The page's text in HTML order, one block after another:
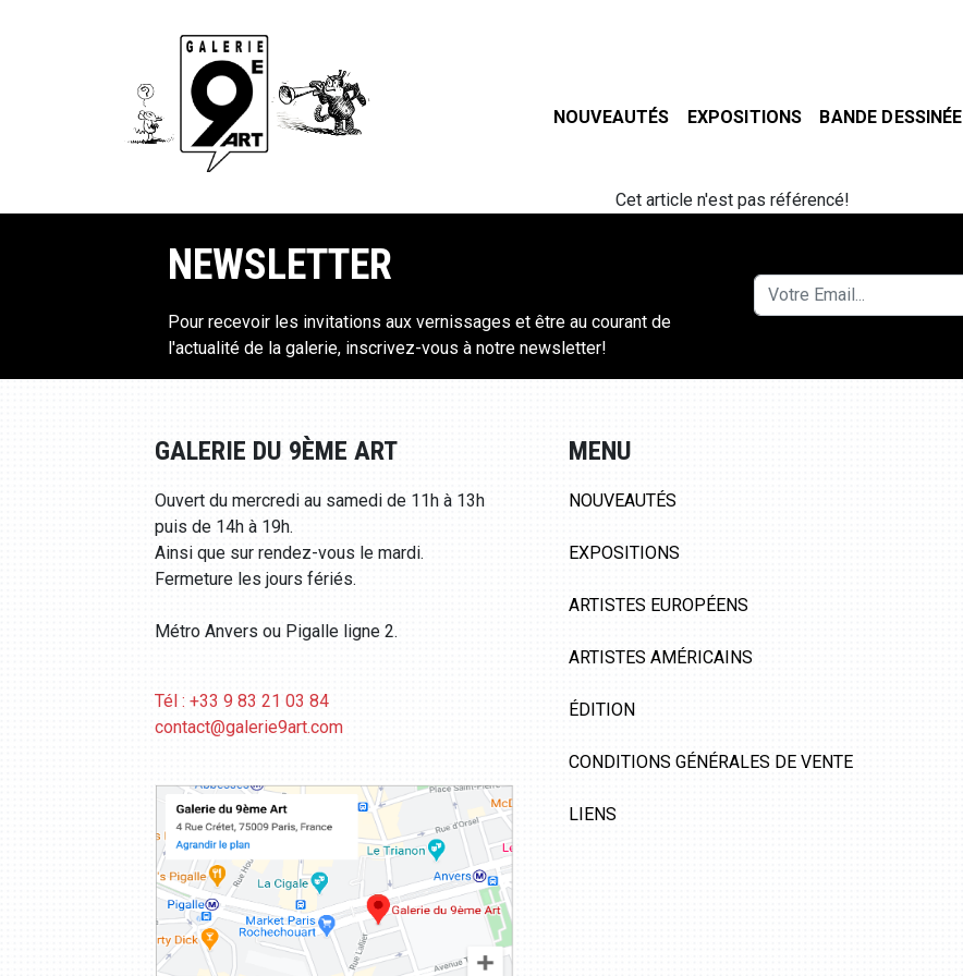
NOUVEAUTÉS EXPOSITIONS BANDE DESSINÉE
Cet article n'est pas référencé!
NEWSLETTER
Pour recevoir les invitations aux vernissages et être au courant de
l'actualité de la galerie, inscrivez-vous à notre newsletter!
GALERIE DU 9ÈME ART
Ouvert du mercredi au samedi de 11h à 13h
puis de 14h à 19h.
Ainsi que sur rendez-vous le mardi.
Fermeture les jours fériés.
Métro Anvers ou Pigalle ligne 2.
Tél : +33 9 83 21 03 84
contact@galerie9art.com
MENU
NOUVEAUTÉS
EXPOSITIONS
ARTISTES EUROPÉENS
ARTISTES AMÉRICAINS
ÉDITION
CONDITIONS GÉNÉRALES DE VENTE
LIENS